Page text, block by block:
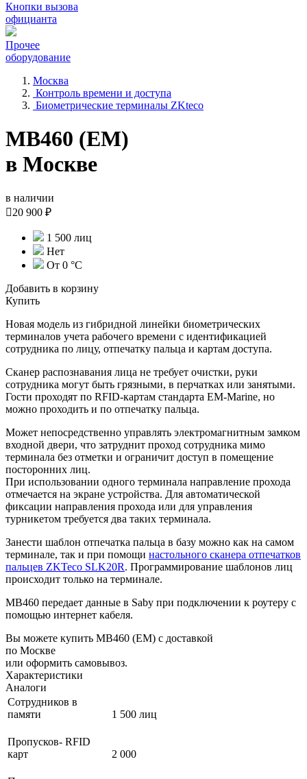
Кнопки вызова
официанта
Прочее
оборудование
Москва
Контроль времени и доступа
Биометрические терминалы ZKteco
MB460 (EM)
в Москве
в наличии
20 900 ₽
1 500 лиц
Нет
От 0 °С
Добавить в корзину
Купить
Новая модель из гибридной линейки биометрических
терминалов учета рабочего времени с идентификацией
сотрудника по лицу, отпечатку пальца и картам доступа.
Сканер распознавания лица не требует очистки, руки
сотрудника могут быть грязными, в перчатках или занятыми.
Гости проходят по RFID-картам стандарта EM-Marine, но
можно проходить и по отпечатку пальца.
Может непосредственно управлять электромагнитным замком
входной двери, что затруднит проход сотрудника мимо
терминала без отметки и ограничит доступ в помещение
посторонних лиц.
При использовании одного терминала направление прохода
отмечается на экране устройства. Для автоматической
фиксации направления прохода или для управления
турникетом требуется два таких терминала.
Занести шаблон отпечатка пальца в базу можно как на самом
терминале, так и при помощи настольного сканера отпечатков
пальцев ZKTeco SLK20R. Программирование шаблонов лиц
происходит только на терминале.
MB460 передает данные в Saby при подключении к роутеру с
помощью интернет кабеля.
Вы можете купить MB460 (EM) с доставкой
по Москве
или оформить самовывоз.
Характеристики
Аналоги
Сотрудников в
памяти
1 500 лиц
Пропусков- RFID
карт
2 000